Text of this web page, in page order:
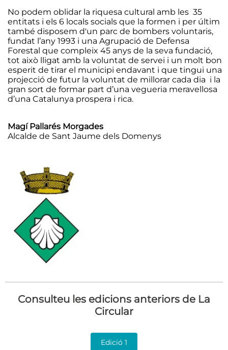
No podem oblidar la riquesa cultural amb les 35
entitats i els 6 locals socials que la formen i per últim
també disposem d'un parc de bombers voluntaris,
fundat l’any 1993 i una Agrupació de Defensa
Forestal que compleix 45 anys de la seva fundació,
tot això lligat amb la voluntat de servei i un molt bon
esperit de tirar el municipi endavant i que tingui una
projecció de futur la voluntat de millorar cada dia i la
gran sort de formar part d’una vegueria meravellosa
d’una Catalunya prospera i rica.
Magí Pallarés Morgades
Alcalde de Sant Jaume dels Domenys
Consulteu les edicions anteriors de La
Circular
Edició 1